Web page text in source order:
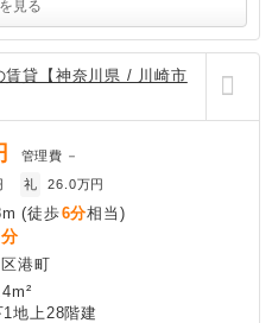
見る
貸【神奈川県 / 川崎市
管理費 －
礼 26.0万円
(徒歩6分相当)
港町
地上28階建